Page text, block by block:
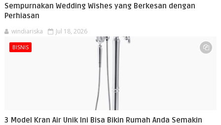
Sempurnakan Wedding Wishes yang Berkesan dengan
Perhiasan
windiariska Jul 18, 2026
BISNIS
3 Model Kran Air Unik Ini Bisa Bikin Rumah Anda Semakin